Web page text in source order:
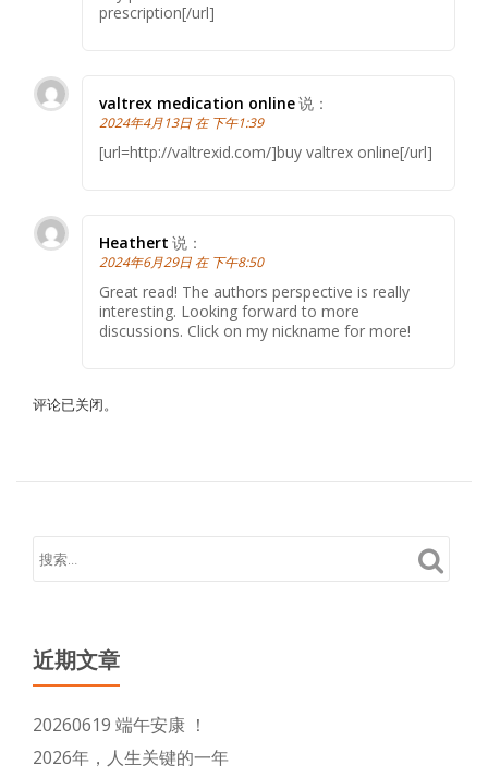
prescription[/url]
valtrex medication online说：
2024年4月13日 在 下午1:39
[url=http://valtrexid.com/]buy valtrex online[/url]
Heathert 说：
2024年6月29日 在 下午8:50
Great read! The authors perspective is really
interesting. Looking forward to more
discussions. Click on my nickname for more!
评论已关闭。
近期文章
20260619 端午安康 ！
2026年，人生关键的一年